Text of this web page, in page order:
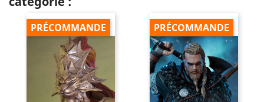
PRÉCOMMANDE PRÉCOMMANDE